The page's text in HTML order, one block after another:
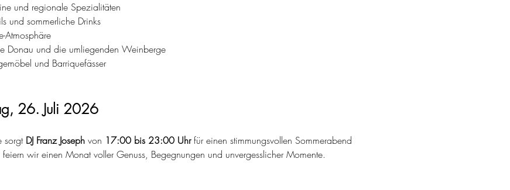
und regionale Spezialitäten
und sommerliche Drinks
Atmosphäre
Donau und die umliegenden Weinberge
und Barriquefässer
26. Juli 2026
sorgt DJ Franz Joseph von 17:00 bis 23:00 Uhr für einen stimmungsvollen Sommerabend
wir einen Monat voller Genuss, Begegnungen und unvergesslicher Momente.